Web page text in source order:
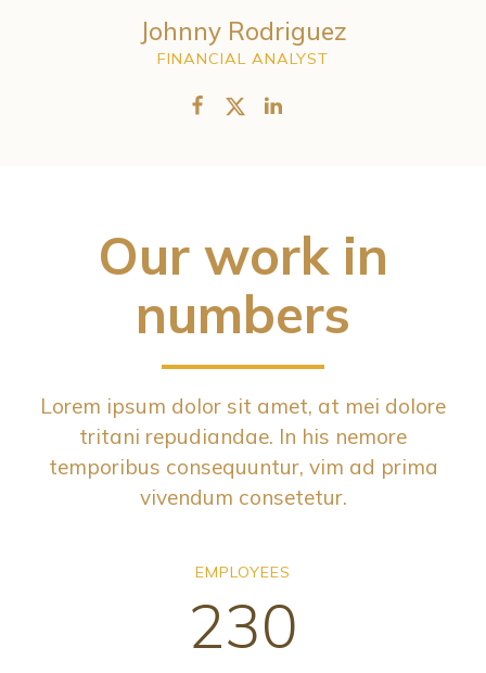
Johnny Rodriguez
FINANCIAL ANALYST
Our work in
numbers
Lorem ipsum dolor sit amet, at mei dolore
tritani repudiandae. In his nemore
temporibus consequuntur, vim ad prima
vivendum consetetur.
EMPLOYEES
230